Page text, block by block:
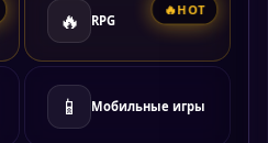
HOT
🔥 RPG
📱 Мобильные игры